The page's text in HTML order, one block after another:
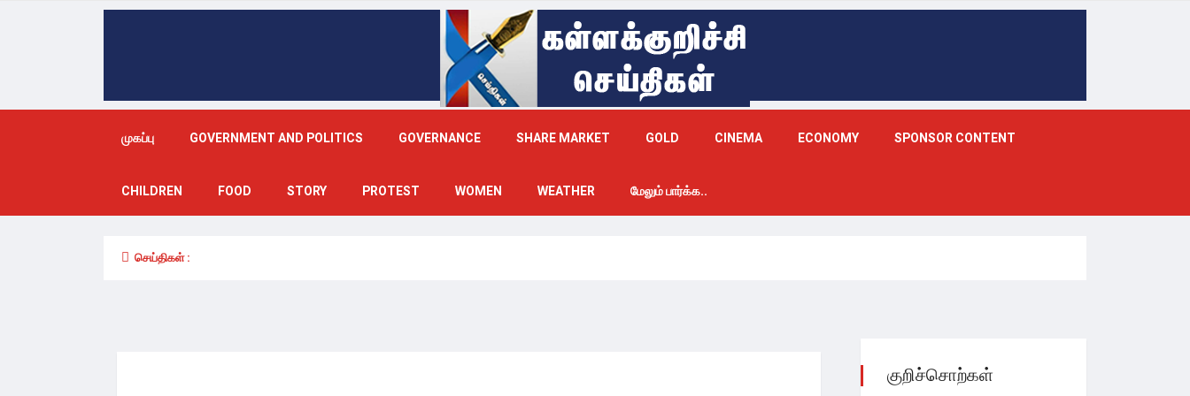
முகப்பு GOVERNMENT AND POLITICS GOVERNANCE SHARE MARKET GOLD CINEMA ECONOMY SPONSOR CONTENT
CHILDREN FOOD STORY PROTEST WOMEN WEATHER மேலும் பார்க்க..
செய்திகள் :
குறிச்சொற்கள்